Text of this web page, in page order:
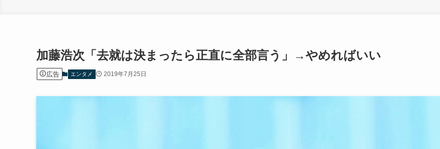
加藤浩次「去就は決まったら正直に全部言う」→やめればいい
広告 エンタメ 2019年7月25日